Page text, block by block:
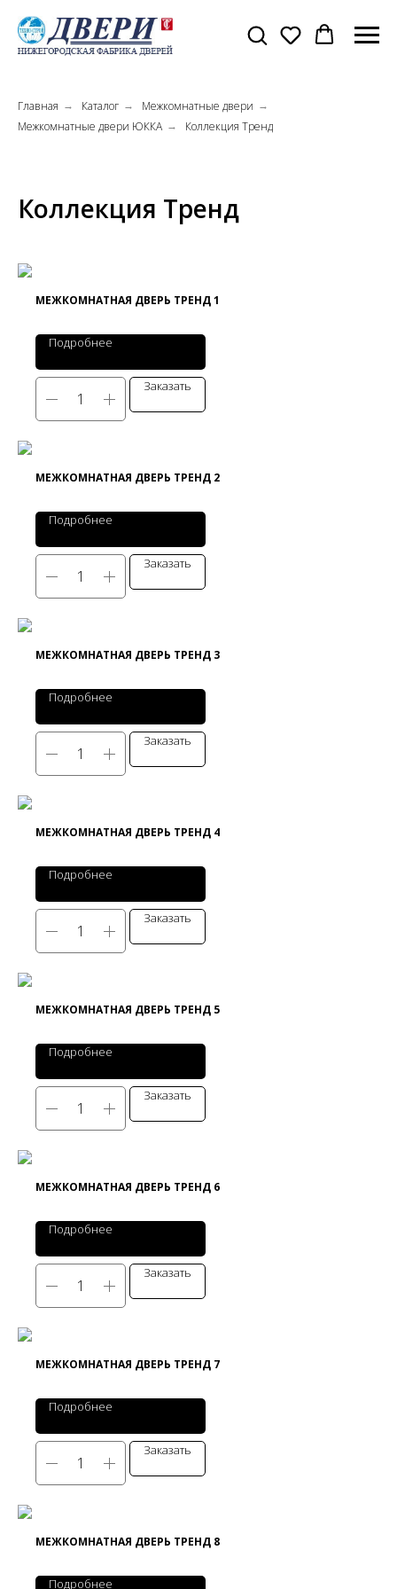
Главная → Каталог → Межкомнатные двери →
Межкомнатные двери ЮККА → Коллекция Тренд
Коллекция Тренд
МЕЖКОМНАТНАЯ ДВЕРЬ ТРЕНД 1
Подробнее
Заказать
МЕЖКОМНАТНАЯ ДВЕРЬ ТРЕНД 2
Подробнее
Заказать
МЕЖКОМНАТНАЯ ДВЕРЬ ТРЕНД 3
Подробнее
Заказать
МЕЖКОМНАТНАЯ ДВЕРЬ ТРЕНД 4
Подробнее
Заказать
МЕЖКОМНАТНАЯ ДВЕРЬ ТРЕНД 5
Подробнее
Заказать
МЕЖКОМНАТНАЯ ДВЕРЬ ТРЕНД 6
Подробнее
Заказать
МЕЖКОМНАТНАЯ ДВЕРЬ ТРЕНД 7
Подробнее
Заказать
МЕЖКОМНАТНАЯ ДВЕРЬ ТРЕНД 8
Подробнее